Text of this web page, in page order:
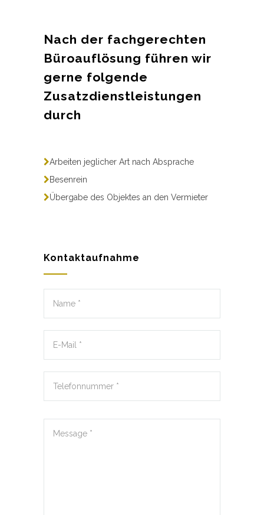
Nach der fachgerechten
Büroauflösung führen wir
gerne folgende
Zusatzdienstleistungen
durch
Arbeiten jeglicher Art nach Absprache
Besenrein
Übergabe des Objektes an den Vermieter
Kontaktaufnahme